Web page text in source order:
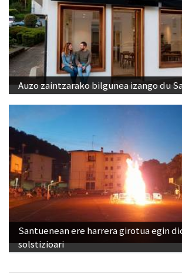
Auzo zaintzarako bilgunea izango du
Santuenean ere harrera girotua egin
solstizioari